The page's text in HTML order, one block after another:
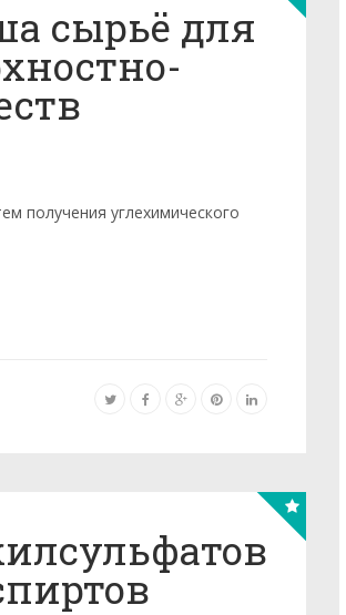
сырьё для
получения углехимического